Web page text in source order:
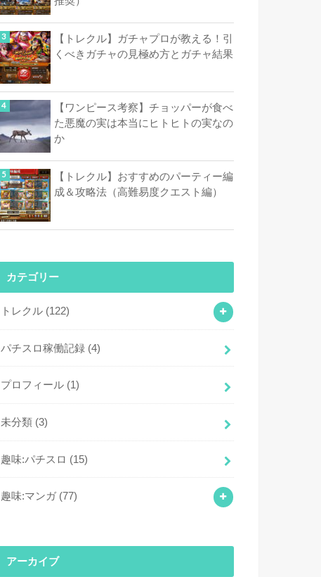
【トレクル】ガチャプロが教える！引
くべきガチャの見極め方とガチャ結果
【ワンピース考察】チョッパーが食べ
た悪魔の実は本当にヒトヒトの実なの
か
【トレクル】おすすめのパーティー編
成＆攻略法（高難易度クエスト編）
カテゴリー
トレクル (122)
パチスロ稼働記録 (4)
プロフィール (1)
未分類 (3)
趣味:パチスロ (15)
趣味:マンガ (77)
アーカイブ